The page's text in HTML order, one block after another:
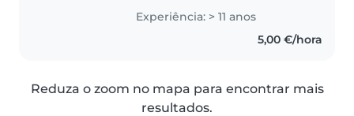
animais, e estou a precisar estar
num trabalho que me motive em
viver, e as crianças são a minha..
Experiência: > 11 anos
5,00 €/hora
Reduza o zoom no mapa para encontrar mais
resultados.